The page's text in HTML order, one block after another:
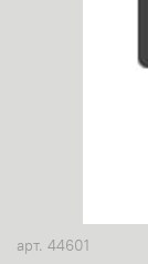
арт. 44601